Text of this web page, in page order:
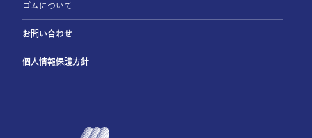
ゴムについて
お問い合わせ
個人情報保護方針